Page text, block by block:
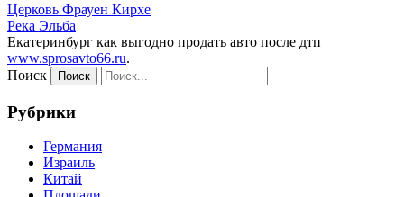
Церковь Фрауен Кирхе
Река Эльба
Екатеринбург как выгодно продать авто после дтп
www.sprosavto66.ru.
Поиск
Рубрики
Германия
Израиль
Китай